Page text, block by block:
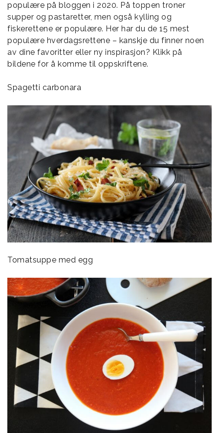
populære på bloggen i 2020. På toppen troner
supper og pastaretter, men også kylling og
fiskerettene er populære. Her har du de 15 mest
populære hverdagsrettene – kanskje du finner noen
av dine favoritter eller ny inspirasjon? Klikk på
bildene for å komme til oppskriftene.
Spagetti carbonara
Tomatsuppe med egg